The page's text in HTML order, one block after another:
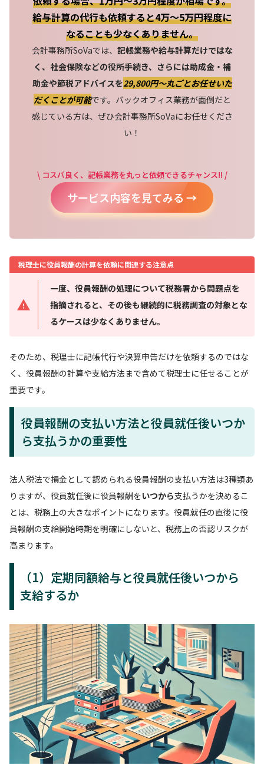
給与計算の代行も依頼すると4万～5万円程度に
なることも少なくありません。
会計事務所SoVaでは、 記帳業務や給与計算だけではな
く、社会保険などの役所手続き、さらには助成金・補
助金や節税アドバイスを29,800円〜丸ごとお任せいた
だくことが可能です。バックオフィス業務が面倒だと
感じている方は、ぜひ会計事務所SoVaにお任せくださ
い！
\ コスパ良く、記帳業務を丸っと依頼できるチャンス!! /
サービス内容を見てみる →
税理士に役員報酬の計算を依頼に関連する注意点
一度、役員報酬の処理について税務署から問題点を
指摘されると、その後も継続的に税務調査の対象とな
るケースは少なくありません。
そのため、税理士に記帳代行や決算申告だけを依頼するのではな
く、役員報酬の計算や支給方法まで含めて税理士に任せることが
重要です。
役員報酬の支払い方法と役員就任後いつか
ら支払うかの重要性
法人税法で損金として認められる役員報酬の支払い方法は3種類あ
りますが、役員就任後に役員報酬をいつから支払うかを決めるこ
とは、税務上の大きなポイントになります。役員就任の直後に役
員報酬の支給開始時期を明確にしないと、税務上の否認リスクが
高まります。
（1）定期同額給与と役員就任後いつから
支給するか